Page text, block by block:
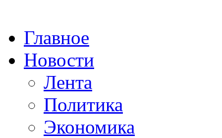
Главное
Новости
Лента
Политика
Экономика